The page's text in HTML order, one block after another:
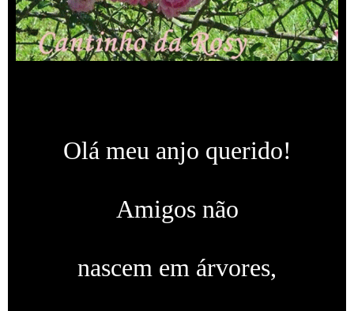
Olá meu anjo querido!
Amigos não
nascem em árvores,